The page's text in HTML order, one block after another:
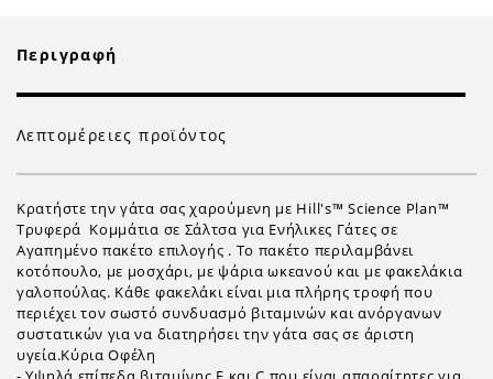
Περιγραφή
Λεπτομέρειες προϊόντος
Κρατήστε την γάτα σας χαρούμενη με Hill's™ Science Plan™
Τρυφερά Κομμάτια σε Σάλτσα για Ενήλικες Γάτες σε
Αγαπημένο πακέτο επιλογής . Το πακέτο περιλαμβάνει
κοτόπουλο, με μοσχάρι, με ψάρια ωκεανού και με φακελάκια
γαλοπούλας. Κάθε φακελάκι είναι μια πλήρης τροφή που
περιέχει τον σωστό συνδυασμό βιταμινών και ανόργανων
συστατικών για να διατηρήσει την γάτα σας σε άριστη
υγεία.Κύρια Οφέλη